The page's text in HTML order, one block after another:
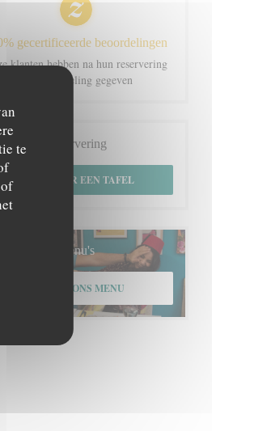
te
gecertificeerde beoordelingen
klanten hebben na hun reservering
een beoordeling gegeven
Reservering
RESERVEER EEN TAFEL
Menu's
ONTDEK ONS MENU